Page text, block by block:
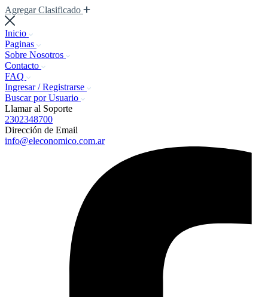
Agregar Clasificado
Inicio
Paginas
Sobre Nosotros
Contacto
FAQ
Ingresar / Registrarse
Buscar por Usuario
Llamar al Soporte
2302348700
Dirección de Email
info@eleconomico.com.ar